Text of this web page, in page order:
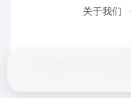
关于我们
全启